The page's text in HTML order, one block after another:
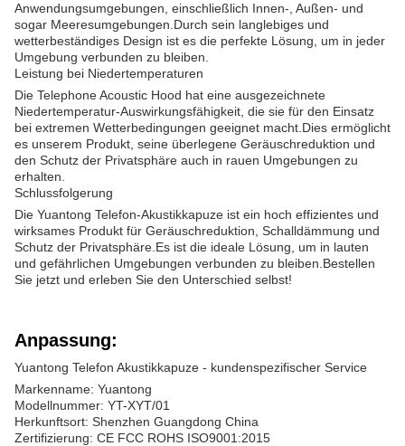
Anwendungsumgebungen, einschließlich Innen-, Außen- und
sogar Meeresumgebungen.Durch sein langlebiges und
wetterbeständiges Design ist es die perfekte Lösung, um in jeder
Umgebung verbunden zu bleiben.
Leistung bei Niedertemperaturen
Die Telephone Acoustic Hood hat eine ausgezeichnete
Niedertemperatur-Auswirkungsfähigkeit, die sie für den Einsatz
bei extremen Wetterbedingungen geeignet macht.Dies ermöglicht
es unserem Produkt, seine überlegene Geräuschreduktion und
den Schutz der Privatsphäre auch in rauen Umgebungen zu
erhalten.
Schlussfolgerung
Die Yuantong Telefon-Akustikkapuze ist ein hoch effizientes und
wirksames Produkt für Geräuschreduktion, Schalldämmung und
Schutz der Privatsphäre.Es ist die ideale Lösung, um in lauten
und gefährlichen Umgebungen verbunden zu bleiben.Bestellen
Sie jetzt und erleben Sie den Unterschied selbst!
Anpassung:
Yuantong Telefon Akustikkapuze - kundenspezifischer Service
Markenname: Yuantong
Modellnummer: YT-XYT/01
Herkunftsort: Shenzhen Guangdong China
Zertifizierung: CE FCC ROHS ISO9001:2015